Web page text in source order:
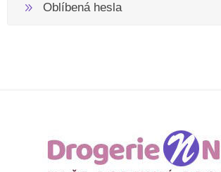
Oblíbená hesla